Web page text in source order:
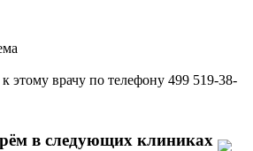
этому врачу по телефону 499 519-38-
в следующих клиниках